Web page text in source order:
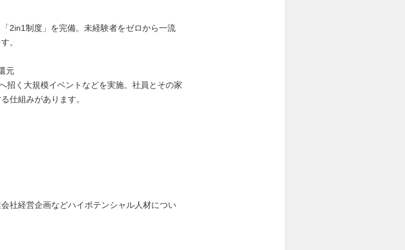
2in1制度」を完備。未経験者をゼロから一流
。
元
招く大規模イベントなどを実施。社員とその家
仕組みがあります。
社経営企画などハイポテンシャル人材につい